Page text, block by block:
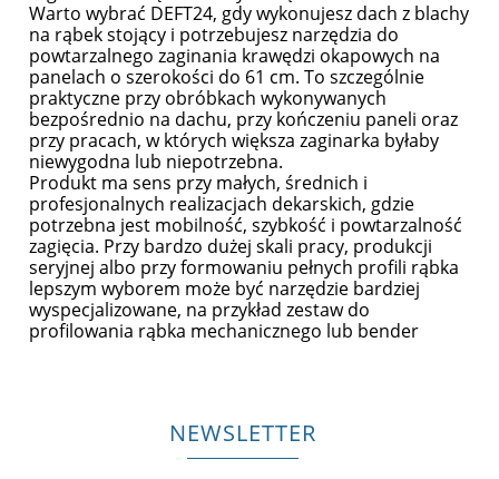
Warto wybrać DEFT24, gdy wykonujesz dach z blachy
na rąbek stojący i potrzebujesz narzędzia do
powtarzalnego zaginania krawędzi okapowych na
panelach o szerokości do 61 cm. To szczególnie
praktyczne przy obróbkach wykonywanych
bezpośrednio na dachu, przy kończeniu paneli oraz
przy pracach, w których większa zaginarka byłaby
niewygodna lub niepotrzebna.
Produkt ma sens przy małych, średnich i
profesjonalnych realizacjach dekarskich, gdzie
potrzebna jest mobilność, szybkość i powtarzalność
zagięcia. Przy bardzo dużej skali pracy, produkcji
seryjnej albo przy formowaniu pełnych profili rąbka
lepszym wyborem może być narzędzie bardziej
wyspecjalizowane, na przykład zestaw do
profilowania rąbka mechanicznego lub bender
NEWSLETTER